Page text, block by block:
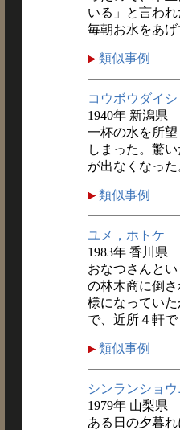
いる」と言わ
毎朝お水をあげ
類似事例
コウボウダイシ
1940年 新潟県
一杯の水を所
しまった。驚
が出なくなった
類似事例
ユメ，ホトケ
1983年 香川県
おなつさんと
の林木商に倒
様になってい
で、近所４軒で
類似事例
シンランショウ
1979年 山梨県
ある日の夕暮